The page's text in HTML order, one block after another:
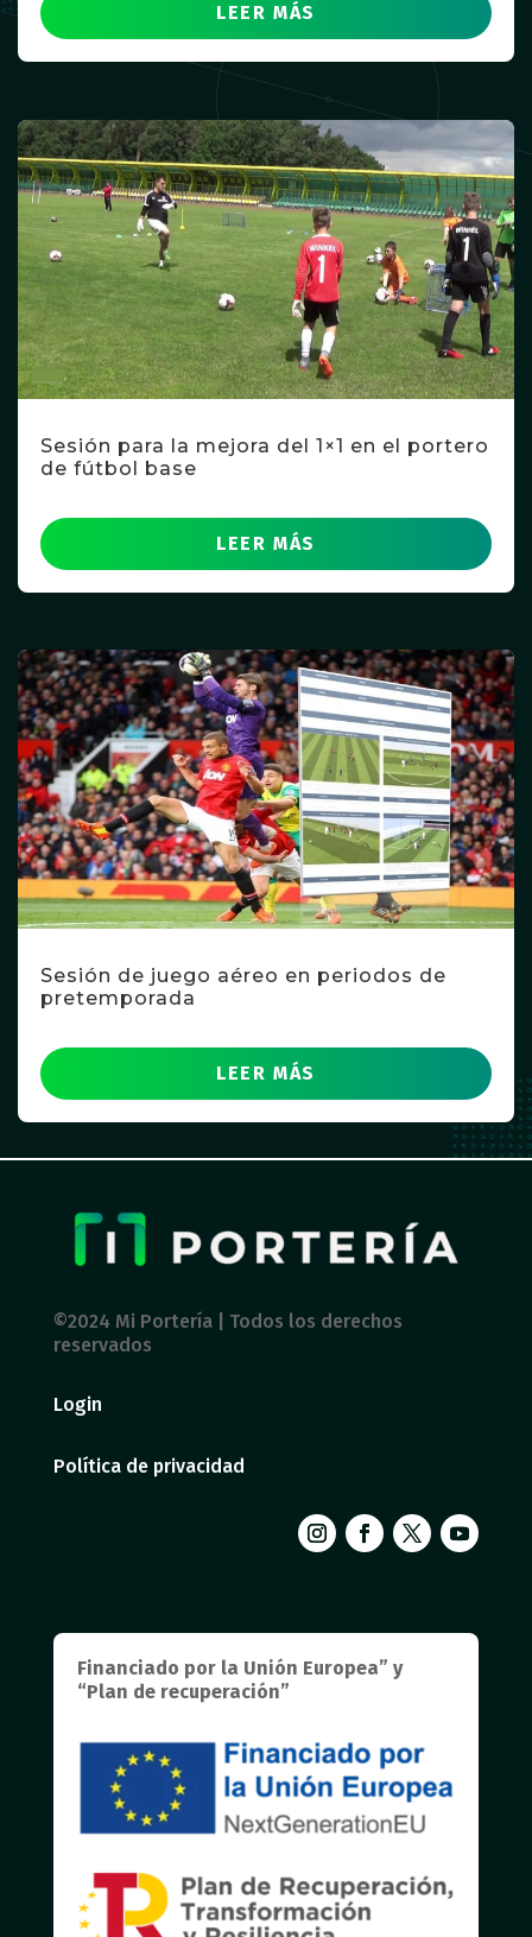
LEER MÁS
Sesión para la mejora del 1×1 en el portero
de fútbol base
LEER MÁS
Sesión de juego aéreo en periodos de
pretemporada
LEER MÁS
©2024 Mi Portería | Todos los derechos
reservados
Login
Política de privacidad
Financiado por la Unión Europea” y
“Plan de recuperación”